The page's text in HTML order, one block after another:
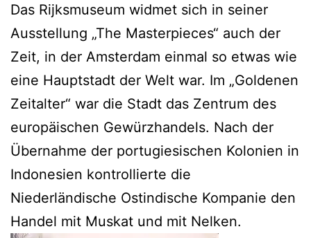
Das Rijksmuseum widmet sich in seiner
Ausstellung „The Masterpieces“ auch der
Zeit, in der Amsterdam einmal so etwas wie
eine Hauptstadt der Welt war. Im „Goldenen
Zeitalter“ war die Stadt das Zentrum des
europäischen Gewürzhandels. Nach der
Übernahme der portugiesischen Kolonien in
Indonesien kontrollierte die
Niederländische Ostindische Kompanie den
Handel mit Muskat und mit Nelken.